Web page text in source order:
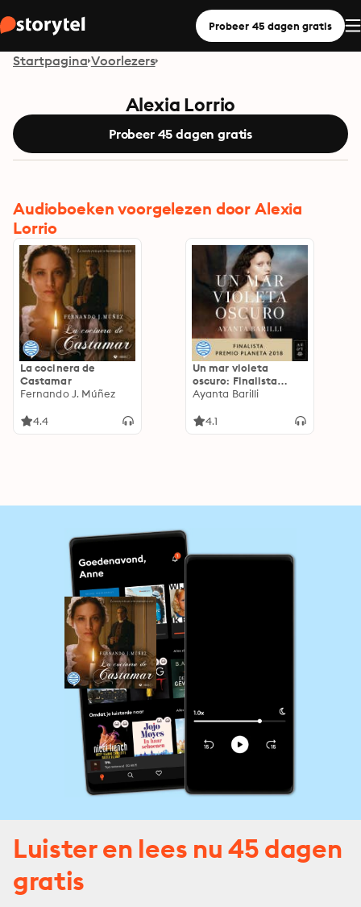
Probeer 45 dagen gratis
Startpagina Voorlezers
Alexia Lorrio
Probeer 45 dagen gratis
Audioboeken voorgelezen door Alexia
Lorrio
La cocinera de
Castamar
Fernando J. Múñez
4.4
Un mar violeta
oscuro: Finalista
Premio Planeta 2018
Ayanta Barilli
4.1
Luister en lees nu 45 dagen
gratis